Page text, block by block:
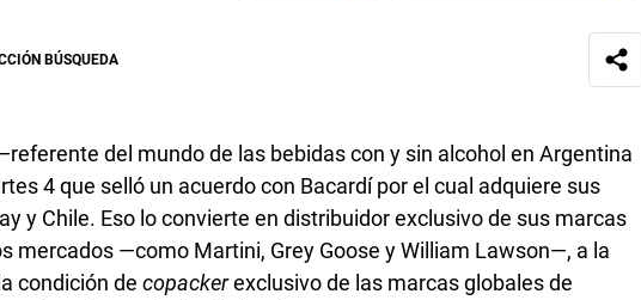
BÚSQUEDA
del mundo de las bebidas con y sin alcohol en Argentina
4 que selló un acuerdo con Bacardí por el cual adquiere sus
y Chile. Eso lo convierte en distribuidor exclusivo de sus marcas
mercados —como Martini, Grey Goose y William Lawson—, a la
condición decopackerexclusivo de las marcas globales de